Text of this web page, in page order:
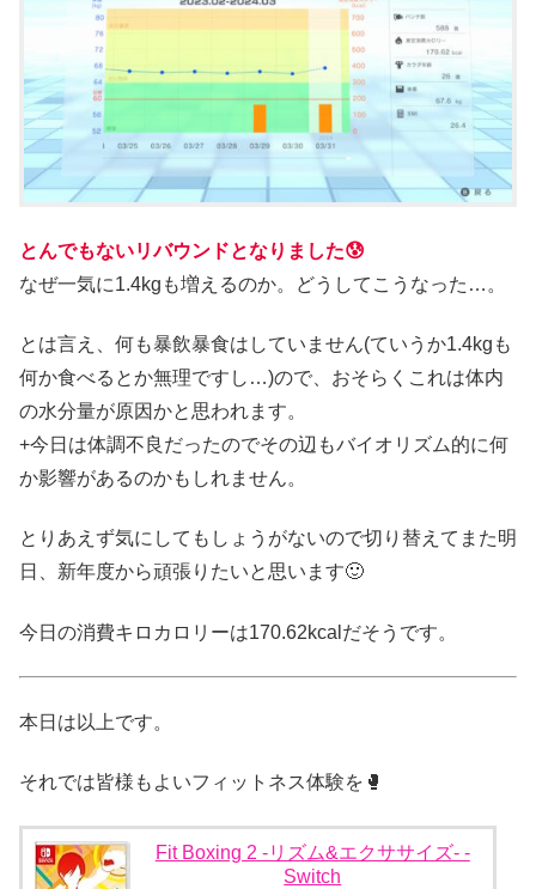
とんでもないリバウンドとなりました😰
なぜ一気に1.4kgも増えるのか。どうしてこうなった…。
とは言え、何も暴飲暴食はしていません(ていうか1.4kgも
何か食べるとか無理ですし…)ので、おそらくこれは体内
の水分量が原因かと思われます。
+今日は体調不良だったのでその辺もバイオリズム的に何
か影響があるのかもしれません。
とりあえず気にしてもしょうがないので切り替えてまた明
日、新年度から頑張りたいと思います🙂
今日の消費キロカロリーは170.62kcalだそうです。
本日は以上です。
それでは皆様もよいフィットネス体験を🥊
Fit Boxing 2 -リズム&エクササイズ- -
Switch